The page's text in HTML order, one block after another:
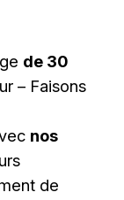
de 30
– Faisons
nos
de